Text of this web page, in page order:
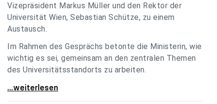
Vizepräsident Markus Müller und den Rektor der
Universität Wien, Sebastian Schütze, zu einem
Austausch.
Im Rahmen des Gesprächs betonte die Ministerin, wie
wichtig es sei, gemeinsam an den zentralen Themen
des Universitätsstandorts zu arbeiten.
Holzleitner empfing uniko-Spitze zum Austausch
...weiterlesen